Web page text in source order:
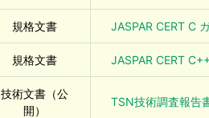
規格文書 JASPAR CERT C
規格文書 JASPAR CERT
技術文書（公
開）
TSN技術調査報